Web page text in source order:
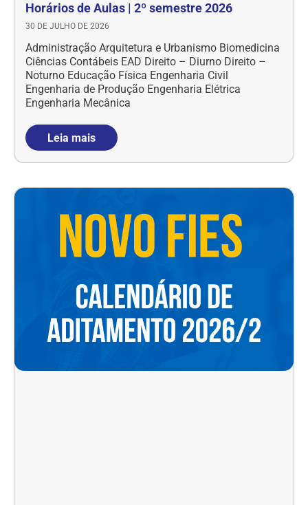
Horários de Aulas | 2º semestre 2026
30 DE JULHO DE 2026
Administração Arquitetura e Urbanismo Biomedicina
Ciências Contábeis EAD Direito – Diurno Direito –
Noturno Educação Física Engenharia Civil
Engenharia de Produção Engenharia Elétrica
Engenharia Mecânica
Leia mais